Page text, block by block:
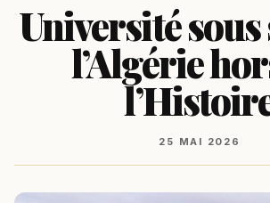
Université sous
l’Algérie
25 MAI 2026